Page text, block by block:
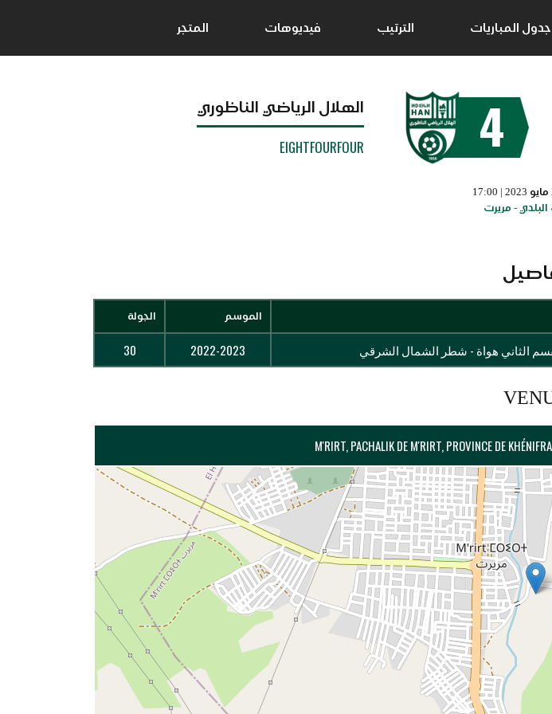
جدول المباريات الترتيب فيديوهات المتجر
4 الهلال الرياضي الناظوري
EIGHTFOURFOUR
- مريرت
الموسم الجولة
الثاني هواة - شطر الشمال الشرقي 2022-2023
30
M'RIRT, PACHALIK DE M'RIRT, PROVINCE DE